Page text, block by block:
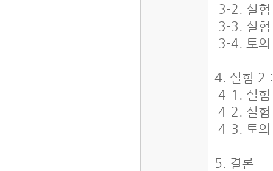
3-2. 실
3-3. 실
3-4. 토
4. 실험 2
4-1. 실
4-2. 실
4-3. 토
5. 결론